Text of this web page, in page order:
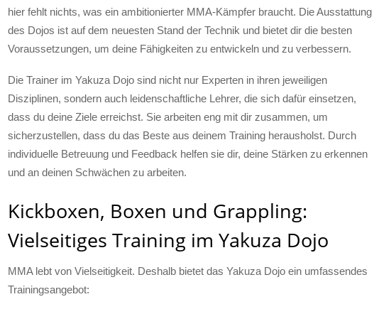
hier fehlt nichts, was ein ambitionierter MMA-Kämpfer braucht. Die Ausstattung
des Dojos ist auf dem neuesten Stand der Technik und bietet dir die besten
Voraussetzungen, um deine Fähigkeiten zu entwickeln und zu verbessern.
Die Trainer im Yakuza Dojo sind nicht nur Experten in ihren jeweiligen
Disziplinen, sondern auch leidenschaftliche Lehrer, die sich dafür einsetzen,
dass du deine Ziele erreichst. Sie arbeiten eng mit dir zusammen, um
sicherzustellen, dass du das Beste aus deinem Training herausholst. Durch
individuelle Betreuung und Feedback helfen sie dir, deine Stärken zu erkennen
und an deinen Schwächen zu arbeiten.
Kickboxen, Boxen und Grappling:
Vielseitiges Training im Yakuza Dojo
MMA lebt von Vielseitigkeit. Deshalb bietet das Yakuza Dojo ein umfassendes
Trainingsangebot: